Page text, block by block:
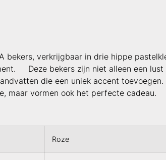
bekers, verkrijgbaar in drie hippe
Deze bekers zijn niet alleen een lust
die een uniek accent
maar vormen ook het perfecte cadeau.
Roze